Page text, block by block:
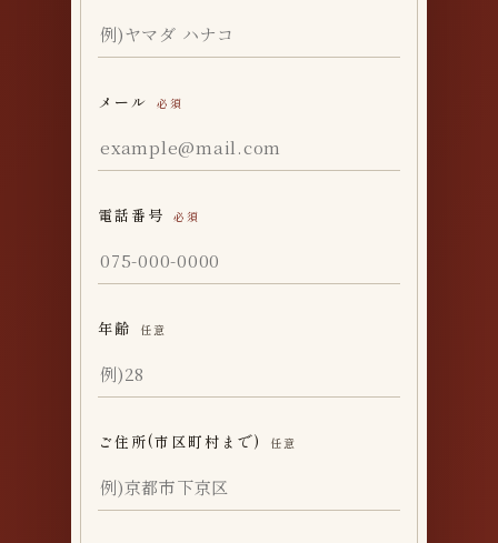
メール 必須
電話番号 必須
年齢 任意
ご住所(市区町村まで) 任意